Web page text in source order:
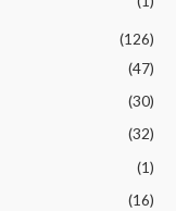
(126)
(47)
(30)
(32)
(1)
(16)